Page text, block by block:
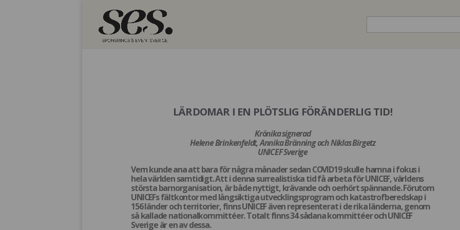
LÄRDOMAR I EN PLÖTSLIG FÖRÄNDERLIG TID!
Krönika signerad
Helene Brinkenfeldt, Annika Bränning och Niklas Birgetz
UNICEF Sverige
Vem kunde ana att bara för några månader sedan COVID19 skulle hamna i fokus i
hela världen samtidigt. Att i denna surrealistiska tid få arbeta för UNICEF, världens
största barnorganisation, är både nyttigt, krävande och oerhört spännande. Förutom
UNICEFs fältkontor med långsiktiga utvecklingsprogram och katastrofberedskap i
156 länder och territorier, finns UNICEF även representerat i de rika länderna, genom
så kallade nationalkommittéer. Totalt finns 34 sådana kommittéer och UNICEF
Sverige är en av dessa.